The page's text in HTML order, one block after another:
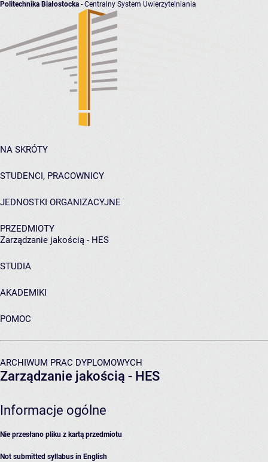
Politechnika Białostocka - Centralny System Uwierzytelniania
NA SKRÓTY
STUDENCI, PRACOWNICY
JEDNOSTKI ORGANIZACYJNE
PRZEDMIOTY
Zarządzanie jakością - HES
STUDIA
AKADEMIKI
POMOC
ARCHIWUM PRAC DYPLOMOWYCH
Zarządzanie jakością - HES
Informacje ogólne
Nie przesłano pliku z kartą przedmiotu
Not submitted syllabus in English